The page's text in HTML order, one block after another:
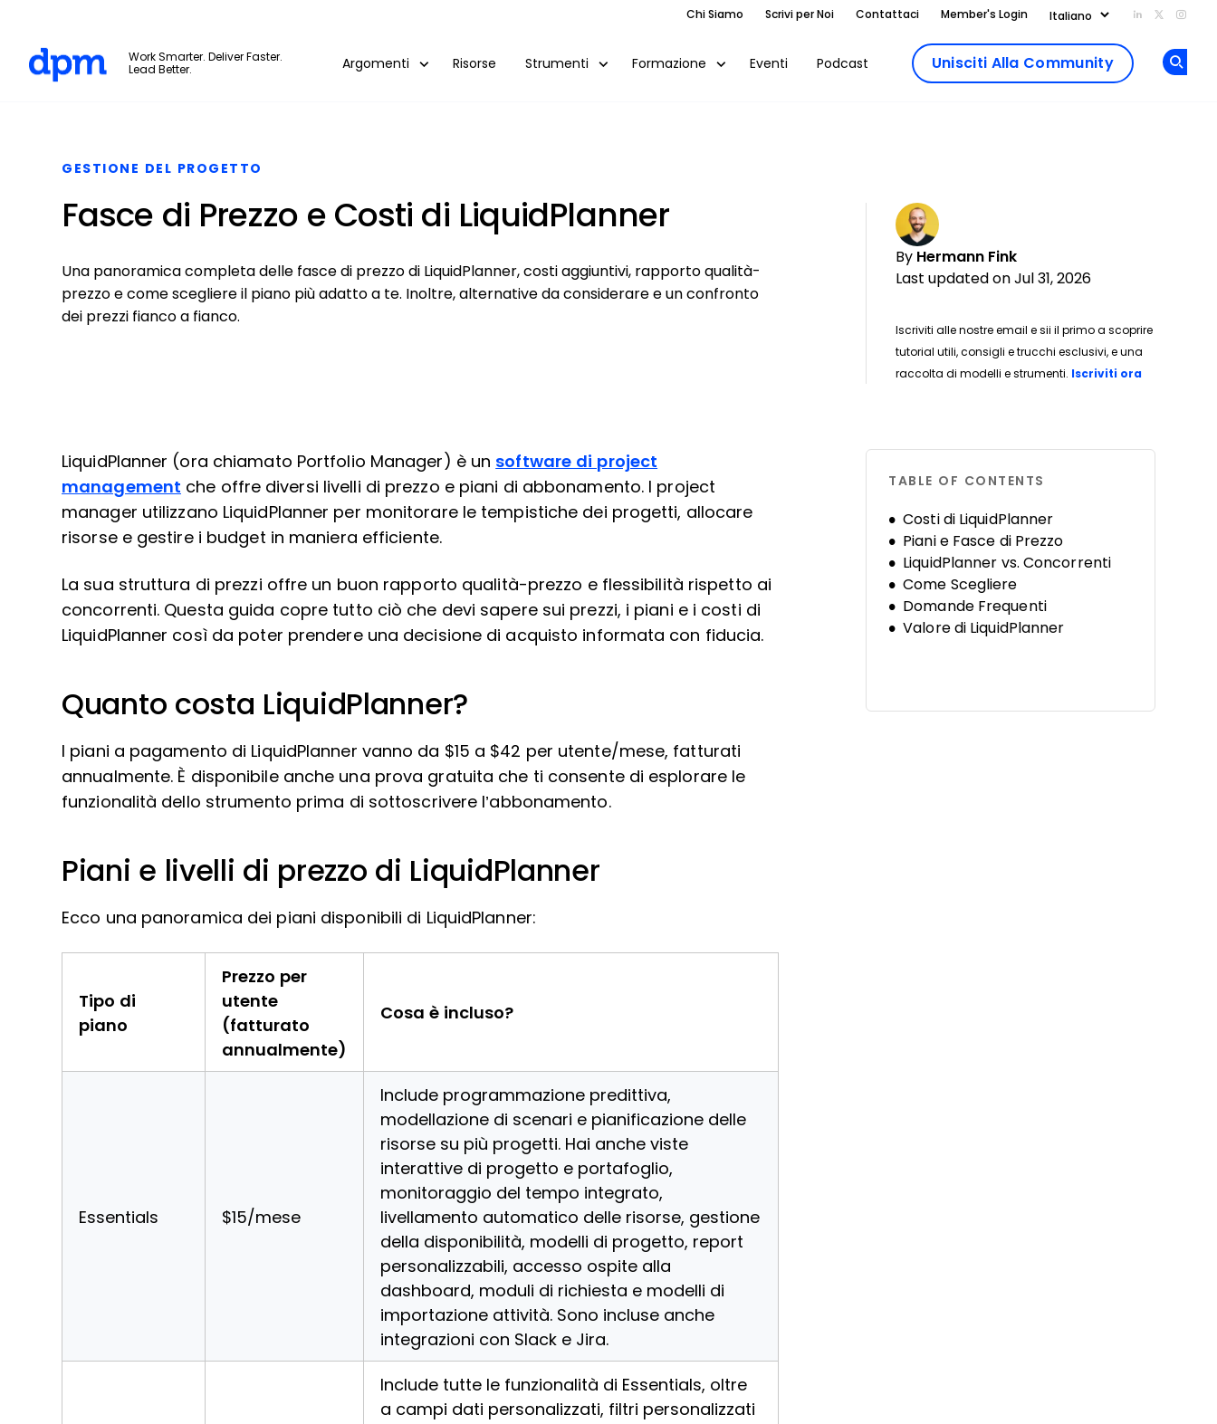
Chi Siamo Scrivi per Noi Contattaci Member's Login Add us on
Follow
Work Smarter. Deliver Faster.
Lead Better.
Argomenti Risorse Strumenti Formazione Eventi Podcast Unisciti Alla Community
GESTIONE DEL PROGETTO
Fasce di Prezzo e Costi di LiquidPlanner
By Hermann Fink
Last updated on Jul 31, 2026
Iscriviti alle nostre email e sii il primo a scoprire
tutorial utili, consigli e trucchi esclusivi, e una
raccolta di modelli e strumenti. Iscriviti ora
Una panoramica completa delle fasce di prezzo di LiquidPlanner, costi aggiuntivi, rapporto qualità-
prezzo e come scegliere il piano più adatto a te. Inoltre, alternative da considerare e un confronto
dei prezzi fianco a fianco.
LiquidPlanner (ora chiamato Portfolio Manager) è un software di project
management che offre diversi livelli di prezzo e piani di abbonamento. I project
manager utilizzano LiquidPlanner per monitorare le tempistiche dei progetti, allocare
risorse e gestire i budget in maniera efficiente.
La sua struttura di prezzi offre un buon rapporto qualità-prezzo e flessibilità rispetto ai
concorrenti. Questa guida copre tutto ciò che devi sapere sui prezzi, i piani e i costi di
LiquidPlanner così da poter prendere una decisione di acquisto informata con fiducia.
Quanto costa LiquidPlanner?
I piani a pagamento di LiquidPlanner vanno da $15 a $42 per utente/mese, fatturati
annualmente. È disponibile anche una prova gratuita che ti consente di esplorare le
funzionalità dello strumento prima di sottoscrivere l’abbonamento.
Piani e livelli di prezzo di LiquidPlanner
Ecco una panoramica dei piani disponibili di LiquidPlanner:
Tipo di
piano
Prezzo per
utente
(fatturato
annualmente)
Cosa è incluso?
Essentials $15/mese
Include programmazione predittiva,
modellazione di scenari e pianificazione delle
risorse su più progetti. Hai anche viste
interattive di progetto e portafoglio,
monitoraggio del tempo integrato,
livellamento automatico delle risorse, gestione
della disponibilità, modelli di progetto, report
personalizzabili, accesso ospite alla
dashboard, moduli di richiesta e modelli di
importazione attività. Sono incluse anche
integrazioni con Slack e Jira.
Include tutte le funzionalità di Essentials, oltre
a campi dati personalizzati, filtri personalizzati
TABLE OF CONTENTS
Costi di LiquidPlanner
Piani e Fasce di Prezzo
LiquidPlanner vs. Concorrenti
Come Scegliere
Domande Frequenti
Valore di LiquidPlanner